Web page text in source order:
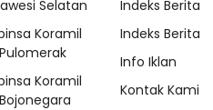
Selatan
Koramil
Koramil
Indeks Berita
Indeks Berita
Info Iklan
Kontak Kami